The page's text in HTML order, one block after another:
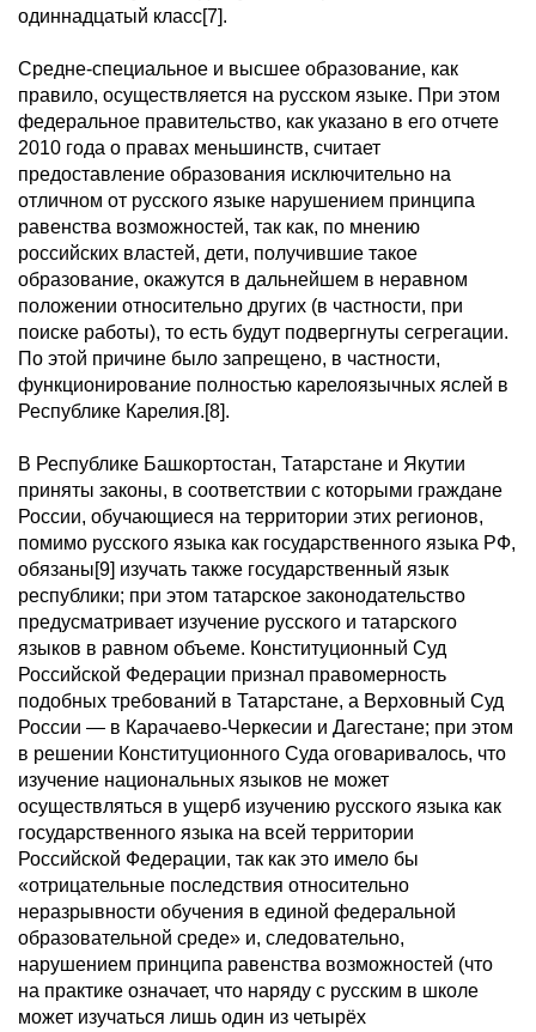
одиннадцатый класс[7].
Средне-специальное и высшее образование, как
правило, осуществляется на русском языке. При этом
федеральное правительство, как указано в его отчете
2010 года о правах меньшинств, считает
предоставление образования исключительно на
отличном от русского языке нарушением принципа
равенства возможностей, так как, по мнению
российских властей, дети, получившие такое
образование, окажутся в дальнейшем в неравном
положении относительно других (в частности, при
поиске работы), то есть будут подвергнуты сегрегации.
По этой причине было запрещено, в частности,
функционирование полностью карелоязычных яслей в
Республике Карелия.[8].
В Республике Башкортостан, Татарстане и Якутии
приняты законы, в соответствии с которыми граждане
России, обучающиеся на территории этих регионов,
помимо русского языка как государственного языка РФ,
обязаны[9] изучать также государственный язык
республики; при этом татарское законодательство
предусматривает изучение русского и татарского
языков в равном объеме. Конституционный Суд
Российской Федерации признал правомерность
подобных требований в Татарстане, а Верховный Суд
России — в Карачаево-Черкесии и Дагестане; при этом
в решении Конституционного Суда оговаривалось, что
изучение национальных языков не может
осуществляться в ущерб изучению русского языка как
государственного языка на всей территории
Российской Федерации, так как это имело бы
«отрицательные последствия относительно
неразрывности обучения в единой федеральной
образовательной среде» и, следовательно,
нарушением принципа равенства возможностей (что
на практике означает, что наряду с русским в школе
может изучаться лишь один из четырёх